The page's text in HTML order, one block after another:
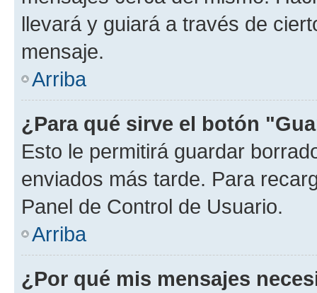
llevará y guiará a través de
mensaje.
Arriba
¿Para qué sirve el botón
Esto le permitirá guardar
enviados más tarde. Para
Panel de Control de Usuario.
Arriba
¿Por qué mis mensajes